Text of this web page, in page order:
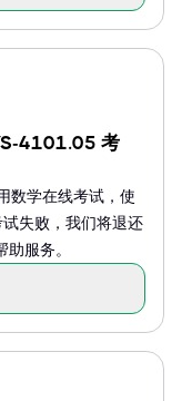
4101.05 考
数学在线考试，使
失败，我们将退还
服务。